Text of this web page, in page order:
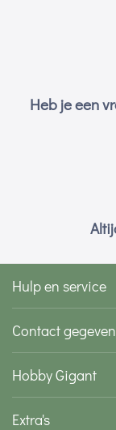
Heb je een
Hulp en service
Contact
Hobby Gigant
Extra's